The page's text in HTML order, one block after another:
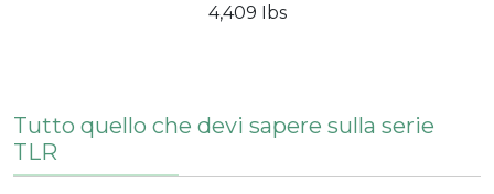
4,409 Ibs
Tutto quello che devi sapere sulla serie
TLR